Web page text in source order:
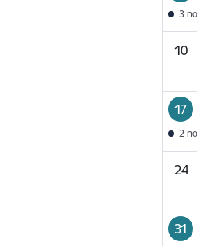
3
10
17
2
24
31